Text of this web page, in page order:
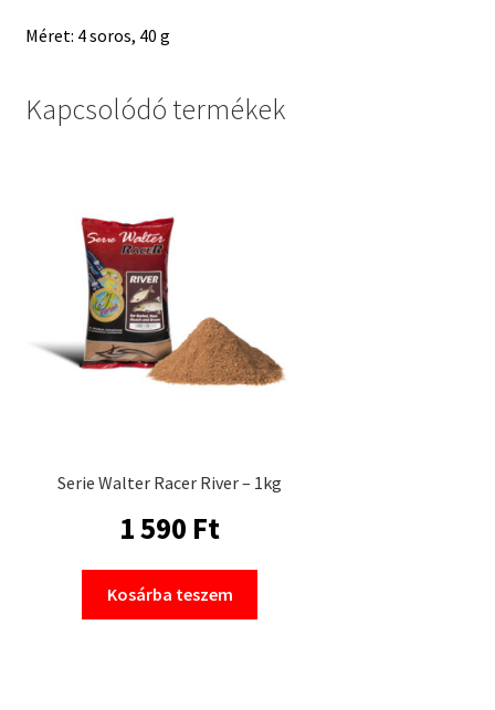
Méret: 4 soros, 40 g
Kapcsolódó termékek
Serie Walter Racer River – 1kg
1 590 Ft
Kosárba teszem